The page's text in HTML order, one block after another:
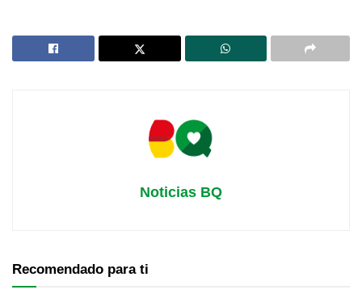
Noticias BQ
Recomendado para ti